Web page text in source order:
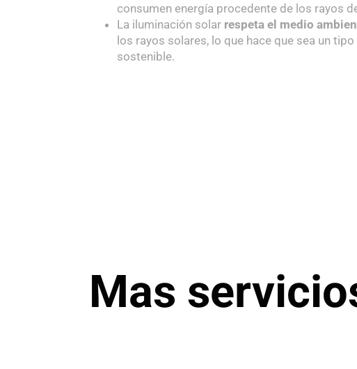
consumen energía procedente de los rayos
La iluminación solar respeta el medio
los rayos solares, lo que hace que sea un
sostenible.
Mas